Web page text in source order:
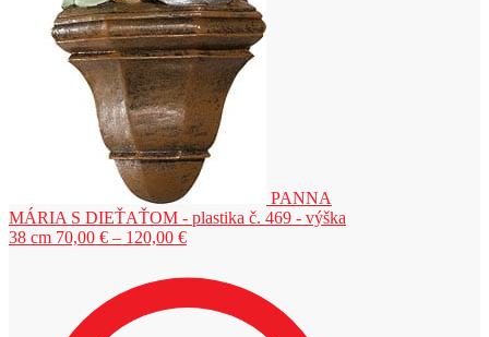
PANNA
MÁRIA S DIEŤAŤOM - plastika č. 469 - výška
38 cm 70,00 € – 120,00 €Price
70,00 €
120,00 €